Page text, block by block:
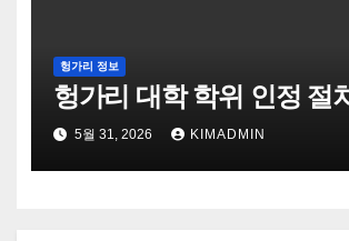
헝가리 정보
헝가리 대학 학위 인정 절
5월 31, 2026 KIMADMIN